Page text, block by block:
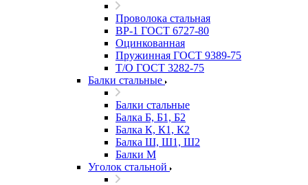
Проволока стальная
ВР-1 ГОСТ 6727-80
Оцинкованная
Пружинная ГОСТ 9389-75
Т/О ГОСТ 3282-75
Балки стальные
Балки стальные
Балка Б, Б1, Б2
Балка К, К1, К2
Балка Ш, Ш1, Ш2
Балки М
Уголок стальной